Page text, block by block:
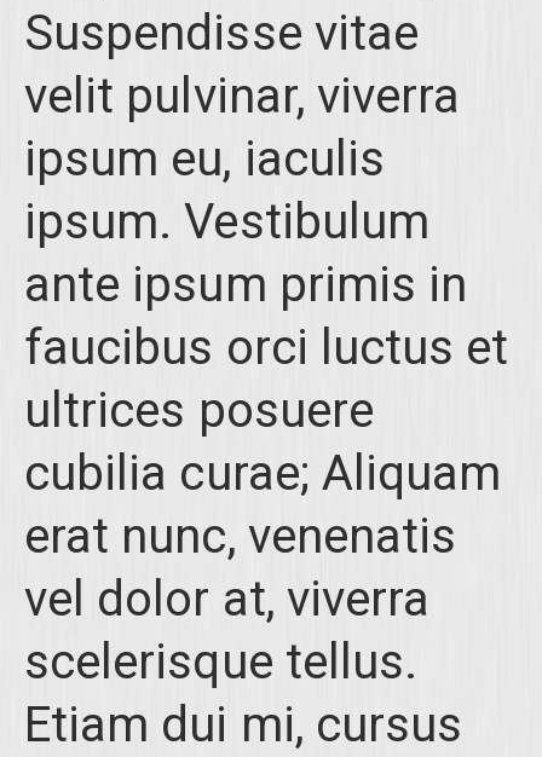
Suspendisse vitae
velit pulvinar, viverra
ipsum eu, iaculis
ipsum. Vestibulum
ante ipsum primis in
faucibus orci luctus et
ultrices posuere
cubilia curae; Aliquam
erat nunc, venenatis
vel dolor at, viverra
scelerisque tellus.
Etiam dui mi, cursus